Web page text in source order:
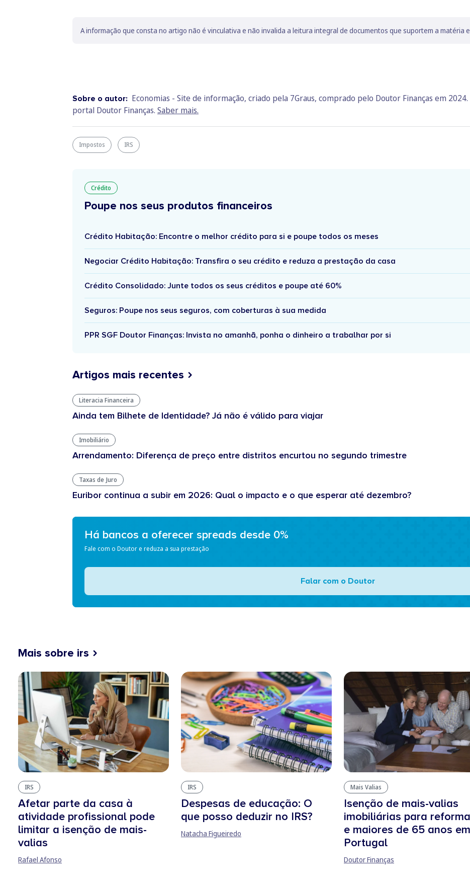
A informação que consta no artigo não é vinculativa e não invalida a leitura integral de documentos que suportem a matéria
Sobre o autor: Economias - Site de informação, criado pela 7Graus, comprado pelo Doutor Finanças em
portal Doutor Finanças. Saber mais.
Impostos IRS
Crédito
Poupe nos seus produtos financeiros
Crédito Habitação: Encontre o melhor crédito para si e poupe todos os meses
Negociar Crédito Habitação: Transfira o seu crédito e reduza a prestação da casa
Crédito Consolidado: Junte todos os seus créditos e poupe até 60%
Seguros: Poupe nos seus seguros, com coberturas à sua medida
PPR SGF Doutor Finanças: Invista no amanhã, ponha o dinheiro a trabalhar por si
Artigos mais recentes
Literacia Financeira
Ainda tem Bilhete de Identidade? Já não é válido para viajar
Imobiliário
Arrendamento: Diferença de preço entre distritos encurtou no segundo trimestre
Taxas de Juro
Euribor continua a subir em 2026: Qual o impacto e o que esperar até dezembro?
Há bancos a oferecer spreads desde 0%
Fale com o Doutor e reduza a sua prestação
Falar com o Doutor
Mais sobre irs
IRS
Afetar parte da casa à
atividade profissional pode
limitar a isenção de mais-
valias
Rafael Afonso
IRS
Despesas de educação: O
que posso deduzir no IRS?
Natacha Figueiredo
Mais Valias
Isenção de mais-valias
imobiliárias para
e maiores de 65 anos em
Portugal
Doutor Finanças